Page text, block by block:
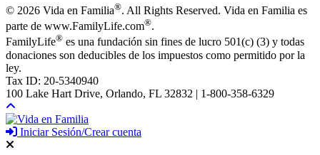
© 2026 Vida en Familia®. All Rights Reserved. Vida en Familia es
parte de www.FamilyLife.com®.
FamilyLife® es una fundación sin fines de lucro 501(c) (3) y todas
donaciones son deducibles de los impuestos como permitido por la
ley.
Tax ID: 20-5340940
100 Lake Hart Drive, Orlando, FL 32832 | 1-800-358-6329
Iniciar Sesión/Crear cuenta